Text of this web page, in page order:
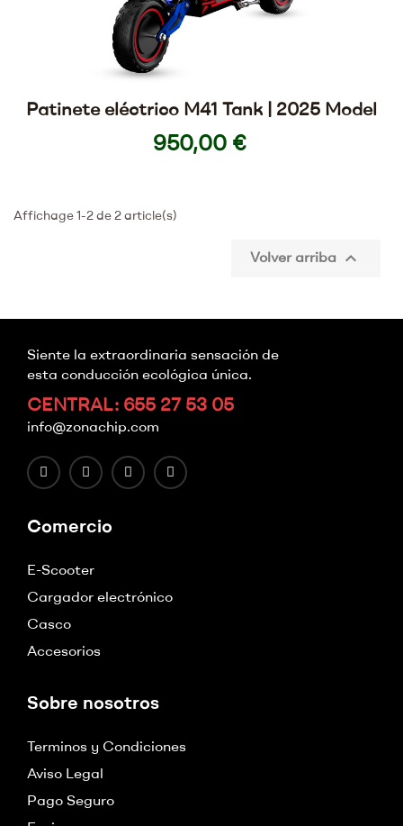
Patinete eléctrico M41 Tank | 2025 Model
950,00 €
Affichage 1-2 de 2 article(s)
Volver arriba 
Siente la extraordinaria sensación de
esta conducción ecológica única.
CENTRAL: 655 27 53 05
info@zonachip.com
Comercio
E-Scooter
Cargador electrónico
Casco
Accesorios
Sobre nosotros
Terminos y Condiciones
Aviso Legal
Pago Seguro